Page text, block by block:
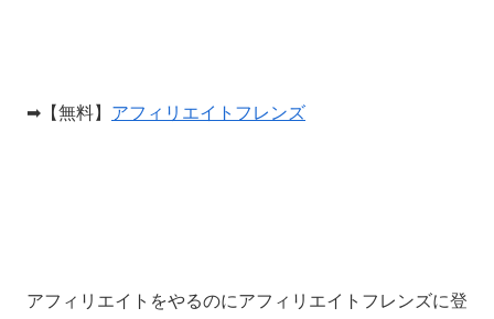
➡【無料】 アフィリエイトフレンズ
アフィリエイトをやるのにアフィリエイトフレンズに登